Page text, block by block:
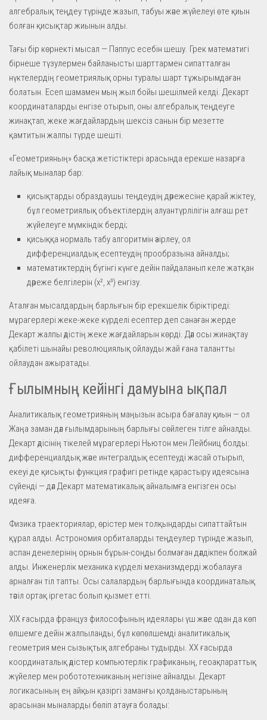
алгебралық теңдеу түрінде жазып, табуы және жүйелеуі өте қиын
болған қисықтар жиынын алды.
Тағы бір көрнекті мысал — Паппус есебін шешу. Грек математигі
бірнеше түзулермен байланысты шарттармен сипатталған
нүктелердің геометриялық орны туралы шарт тұжырымдаған
болатын. Есеп шамамен мың жыл бойы шешілмей келді. Декарт
координаталарды енгізе отырып, оны алгебралық теңдеуге
жинақтап, жеке жағдайлардың шексіз санын бір мезетте
қамтитын жалпы түрде шешті.
«Геометрияның» басқа жетістіктері арасында ерекше назарға
лайық мыналар бар:
қисықтарды образдаушы теңдеудің дәрежесіне қарай жіктеу,
бұл геометриялық объектілердің алуантүрлілігін алғаш рет
жүйелеуге мүмкіндік берді;
қисыққа нормаль табу алгоритмін әзірлеу, ол
дифференциалдық есептеудің прообразына айналды;
математиктердің бүгінгі күнге дейін пайдаланып келе жатқан
дәреже белгілерін (x², x³) енгізу.
Аталған мысалдардың барлығын бір ерекшелік біріктіреді:
мұрагерлері жеке-жеке күрделі есептер деп санаған жерде
Декарт жалпы әдістің жеке жағдайларын көрді. Дәл осы жинақтау
қабілеті шынайы революциялық ойлауды жай ғана талантты
ойлаудан ажыратады.
Ғылымның кейінгі дамуына ықпал
Аналитикалық геометрияның маңызын асыра бағалау қиын — ол
Жаңа заман дәл ғылымдарының барлығы сөйлеген тілге айналды.
Декарт әдісінің тікелей мұрагерлері Ньютон мен Лейбниц болды:
дифференциалдық және интегралдық есептеуді жасай отырып,
екеуі де қисықты функция графигі ретінде қарастыру идеясына
сүйенді — дәл Декарт математикалық айналымға енгізген осы
идеяға.
Физика траекториялар, өрістер мен толқындарды сипаттайтын
құрал алды. Астрономия орбиталарды теңдеулер түрінде жазып,
аспан денелерінің орнын бұрын-соңды болмаған дәлдікпен болжай
алды. Инженерлік механика күрделі механизмдерді жобалауға
арналған тіл тапты. Осы салалардың барлығында координаталық
тәсіл ортақ іргетас болып қызмет етті.
XIX ғасырда француз философының идеялары үш және одан да көп
өлшемге дейін жалпыланды, бұл көпөлшемді аналитикалық
геометрия мен сызықтық алгебраны тудырды. XX ғасырда
координаталық әдістер компьютерлік графиканың, геоақпараттық
жүйелер мен робототехниканың негізіне айналды. Декарт
логикасының ең айқын қазіргі заманғы қолданыстарының
арасынан мыналарды бөліп атауға болады: